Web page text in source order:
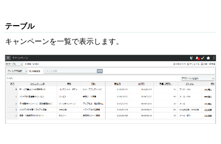
テーブル
キャンペーンを一覧で表示します。